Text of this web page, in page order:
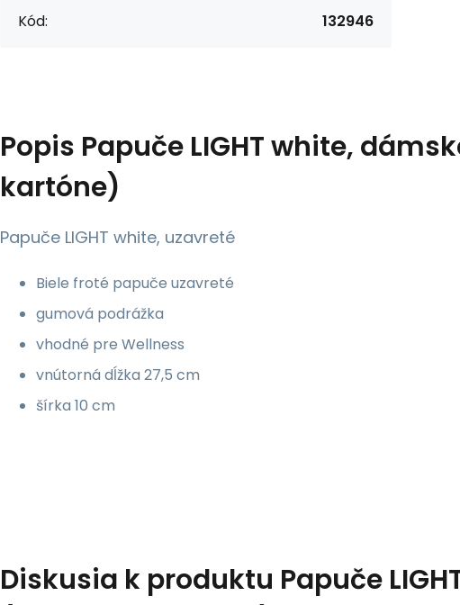
Kód: 132946
Popis Papuče LIGHT white,
kartóne)
Papuče LIGHT white, uzavreté
Biele froté papuče uzavreté
gumová podrážka
vhodné pre Wellness
vnútorná dĺžka 27,5 cm
šírka 10 cm
Diskusia k produktu Papuče